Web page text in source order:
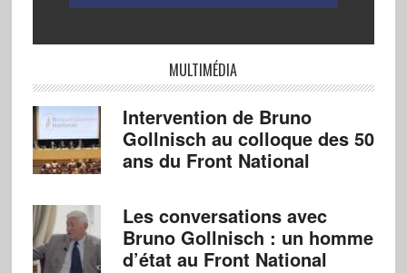
MULTIMÉDIA
Intervention de Bruno
Gollnisch au colloque des 50
ans du Front National
Les conversations avec
Bruno Gollnisch : un homme
d’état au Front National